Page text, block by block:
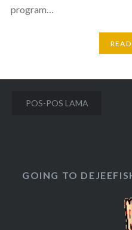
program…
Navigasi
POS-POS LAMA
GOING TO